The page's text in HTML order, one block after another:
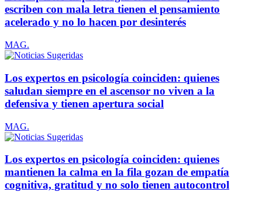
escriben con mala letra tienen el pensamiento
acelerado y no lo hacen por desinterés
MAG.
Los expertos en psicología coinciden: quienes
saludan siempre en el ascensor no viven a la
defensiva y tienen apertura social
MAG.
Los expertos en psicología coinciden: quienes
mantienen la calma en la fila gozan de empatía
cognitiva, gratitud y no solo tienen autocontrol